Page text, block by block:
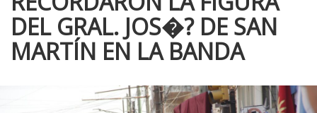
DEL GRAL. JOS�? DE SAN
MARTÍN EN LA BANDA